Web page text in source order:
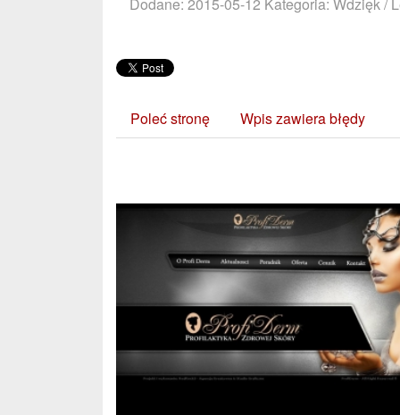
Dodane: 2015-05-12 Kategoria: Wdzięk /
Poleć stronę Wpis zawiera błędy